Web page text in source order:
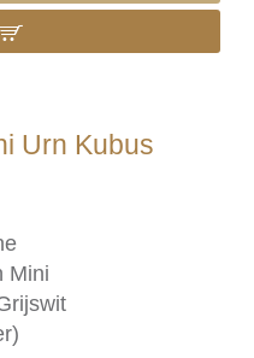
Urn Kubus